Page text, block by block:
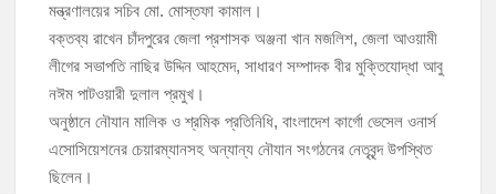
মন্ত্রণালয়ের সচিব মো. মোস্তফা কামাল।
বক্তব্য রাখেন চাঁদপুরের জেলা প্রশাসক অঞ্জনা খান মজলিশ, জেলা আওয়ামী
লীগের সভাপতি নাছির উদ্দিন আহমেদ, সাধারণ সম্পাদক বীর মুক্তিযোদ্ধা আবু
নঈম পাটওয়ারী দুলাল প্রমুখ।
অনুষ্ঠানে নৌযান মালিক ও শ্রমিক প্রতিনিধি, বাংলাদেশ কার্গো ভেসেল ওনার্স
এসোসিয়েশনের চেয়ারম্যানসহ অন্যান্য নৌযান সংগঠনের নেতৃবৃন্দ উপস্থিত
ছিলেন।